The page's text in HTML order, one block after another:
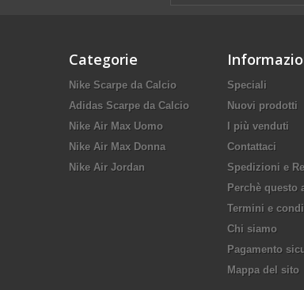
Categorie
Nike Scarpe da Calcio
Adidas Scarpe da Calcio
Nike Air Max Uomo
Nike Air Max Donna
Nike Air Jordan
Speciali
Nuovi prodotti
I più venduti
Contattaci
Spedizioni e
Perchè questo
Termini e
Chi siamo
Pagamento
Mappa del sito